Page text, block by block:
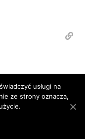
usługi na
ze strony oznacza,